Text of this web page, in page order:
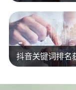
抖音关键词排名